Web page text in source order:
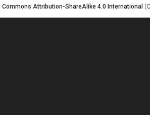
Commons Attribution-ShareAlike 4.0 International